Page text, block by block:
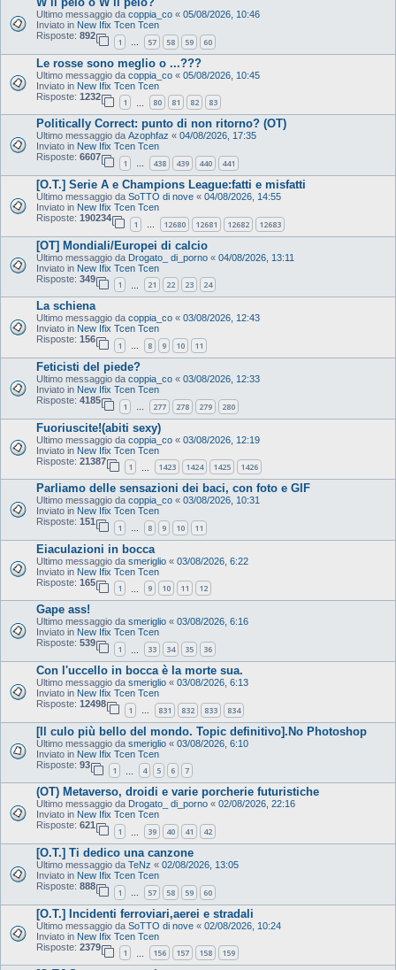
Ultimo messaggio da coppia_co « 05/08/2026, 10:46
Inviato in New Ifix Tcen Tcen
Risposte: 892
1 … 57 58 59 60
Le rosse sono meglio o ...???
Ultimo messaggio da coppia_co « 05/08/2026, 10:45
Inviato in New Ifix Tcen Tcen
Risposte: 1232
1 80 81 82 83
Politically Correct: punto di non ritorno? (OT)
Ultimo messaggio da Azophfaz « 04/08/2026, 17:35
Inviato in New Ifix Tcen Tcen
Risposte: 6607
1 … 438 439 440 441
[O.T.] Serie A e Champions League:fatti e misfatti
Ultimo messaggio da SoTTO di nove « 04/08/2026, 14:55
Inviato in New Ifix Tcen Tcen
Risposte: 190234
1 … 12680 12681 12682 12683
[OT] Mondiali/Europei di calcio
Ultimo messaggio da Drogato_ di_porno « 04/08/2026, 13:11
Inviato in New Ifix Tcen Tcen
Risposte: 349
1 21 22 23 24
La schiena
Ultimo messaggio da coppia_co « 03/08/2026, 12:43
Inviato in New Ifix Tcen Tcen
Risposte: 156
1 … 8 9 10 11
Feticisti del piede?
Ultimo messaggio da coppia_co « 03/08/2026, 12:33
Inviato in New Ifix Tcen Tcen
Risposte: 4185
1 … 277 278 279 280
Fuoriuscite!(abiti sexy)
Ultimo messaggio da coppia_co « 03/08/2026, 12:19
Inviato in New Ifix Tcen Tcen
Risposte: 21387
1 1423 1424 1425 1426
Parliamo delle sensazioni dei baci, con foto e GIF
Ultimo messaggio da coppia_co « 03/08/2026, 10:31
Inviato in New Ifix Tcen Tcen
Risposte: 151
1 … 8 9 10 11
Eiaculazioni in bocca
Ultimo messaggio da smeriglio « 03/08/2026, 6:22
Inviato in New Ifix Tcen Tcen
Risposte: 165
1 9 10 11 12
Gape ass!
Ultimo messaggio da smeriglio « 03/08/2026, 6:16
Inviato in New Ifix Tcen Tcen
Risposte: 539
1 33 34 35 36
Con l'uccello in bocca è la morte sua.
Ultimo messaggio da smeriglio « 03/08/2026, 6:13
Inviato in New Ifix Tcen Tcen
Risposte: 12498
1 … 831 832 833 834
[Il culo più bello del mondo. Topic definitivo].No Photoshop
Ultimo messaggio da smeriglio « 03/08/2026, 6:10
Inviato in New Ifix Tcen Tcen
Risposte: 93
1 4 5 6 7
(OT) Metaverso, droidi e varie porcherie futuristiche
Ultimo messaggio da Drogato_ di_porno « 02/08/2026, 22:16
Inviato in New Ifix Tcen Tcen
Risposte: 621
1 39 40 41 42
[O.T.] Ti dedico una canzone
Ultimo messaggio da TeNz « 02/08/2026, 13:05
Inviato in New Ifix Tcen Tcen
Risposte: 888
1 … 57 58 59 60
[O.T.] Incidenti ferroviari,aerei e stradali
Ultimo messaggio da SoTTO di nove « 02/08/2026, 10:24
Inviato in New Ifix Tcen Tcen
Risposte: 2379
1 156 157 158 159